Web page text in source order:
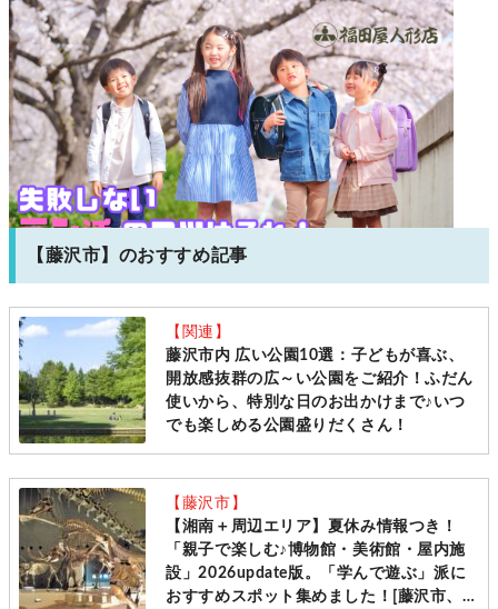
【藤沢市】のおすすめ記事
【関連】
藤沢市内 広い公園10選：子どもが喜ぶ、
開放感抜群の広～い公園をご紹介！ふだん
使いから、特別な日のお出かけまで♪いつ
でも楽しめる公園盛りだくさん！
【藤沢市】
【湘南＋周辺エリア】夏休み情報つき！
「親子で楽しむ♪博物館・美術館・屋内施
設」2026update版。「学んで遊ぶ」派に
おすすめスポット集めました！[藤沢市、茅